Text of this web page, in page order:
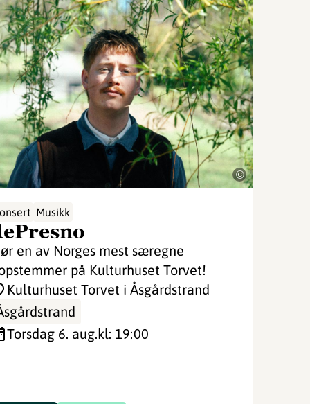
©
Musikk
en av Norges mest særegne
på Kulturhuset Torvet!
Kulturhuset Torvet i Åsgårdstrand
torsdag 6. aug.kl: 19:00